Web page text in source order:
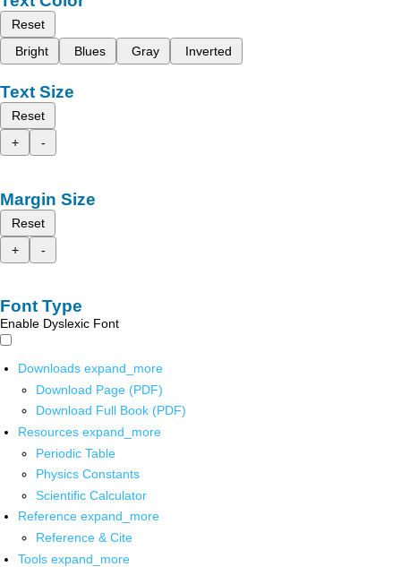
Reset
Bright
Blues Gray Inverted
Text Size
Reset
+
-
Margin Size
Reset
+
-
Font Type
Enable Dyslexic Font
Downloads expand_more
Download Page (PDF)
Download Full Book (PDF)
Resources expand_more
Periodic Table
Physics Constants
Scientific Calculator
Reference expand_more
Reference & Cite
Tools expand_more